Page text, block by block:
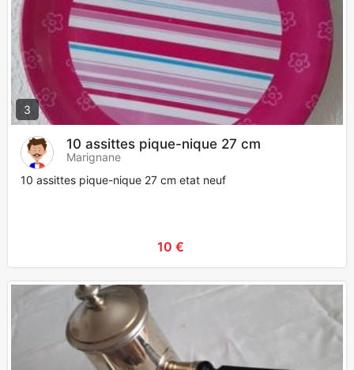
3
10 assittes pique-nique 27 cm
Marignane
10 assittes pique-nique 27 cm etat neuf
10 €